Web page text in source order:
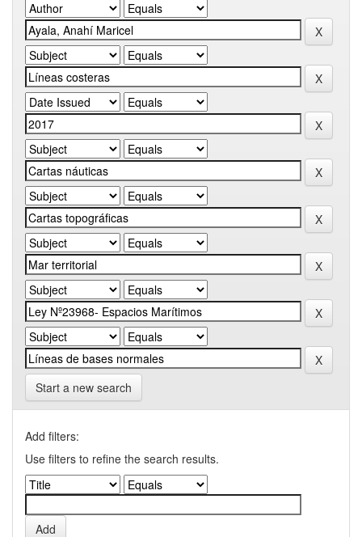
Start a new search
Add filters:
Use filters to refine the search results.